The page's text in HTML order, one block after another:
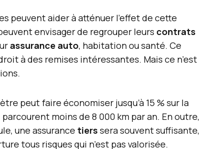
peuvent aider à atténuer l’effet de cette
envisager de regrouper leurs contrats
assurance auto, habitation ou santé. Ce
à des remises intéressantes. Mais ce n’est
peut faire économiser jusqu’à 15 % sur la
moins de 8 000 km par an. En outre,
une assurance tiers sera souvent suffisante,
tous risques qui n’est pas valorisée.